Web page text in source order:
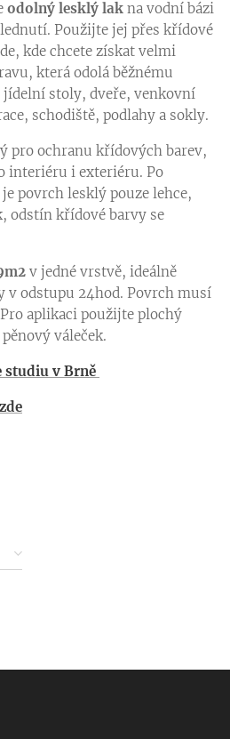
odolný lesklý lak na vodní bázi
Použijte jej přes křídové
kde chcete získat velmi
která odolá běžnému
stoly, dveře, venkovní
schodiště, podlahy a sokly.
pro ochranu křídových barev,
interiéru i exteriéru. Po
povrch lesklý pouze lehce,
odstín křídové barvy se
v jedné vrstvě, ideálně
v odstupu 24hod. Povrch musí
aplikaci použijte plochý
váleček.
studiu v Brně
zde